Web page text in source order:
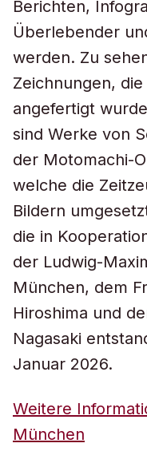
Berichten,
Überlebender
werden. Zu
Zeichnungen,
angefertigt
sind Werke von
der Motomachi-
welche die
Bildern
die in
der Ludwig-
München, dem
Hiroshima und
Nagasaki
Januar 2026.
Weitere
München